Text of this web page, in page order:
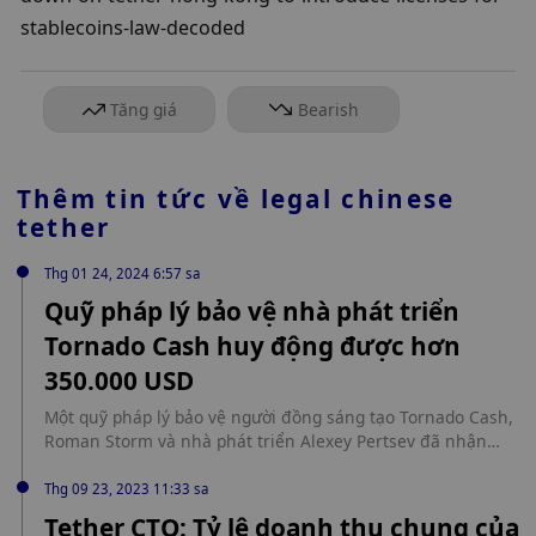
stablecoins-law-decoded
Tăng giá Bearish
Thêm tin tức về legal chinese
tether
Thg 01 24, 2024 6:57 sa
Quỹ pháp lý bảo vệ nhà phát triển
Tornado Cash huy động được hơn
350.000 USD
Một quỹ pháp lý bảo vệ người đồng sáng tạo Tornado Cash,
Roman Storm và nhà phát triển Alexey Pertsev đã nhận
công chúng từ cựu người tố cáo NSA Edward Snowden.
Được biết, Roman Storm mang hai quốc tịch Mỹ và Nga, bị
Thg 09 23, 2023 11:33 sa
Tether CTO: Tỷ lệ doanh thu chung của